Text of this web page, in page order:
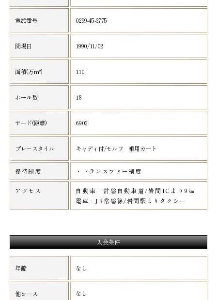
電話番号 0299-45-3775
開場日 1990/11/02
面積(万m²) 110
ホール数 18
ヤード(距離) 6903
プレースタイル キャディ付/セルフ 乗用カート
優待制度 ・トランスファー制度
アクセス
自動車：常磐自動車道/岩間ICより9㎞
電車：JR常磐線/岩間駅よりタクシー
入会条件
年齢 なし
他コース なし